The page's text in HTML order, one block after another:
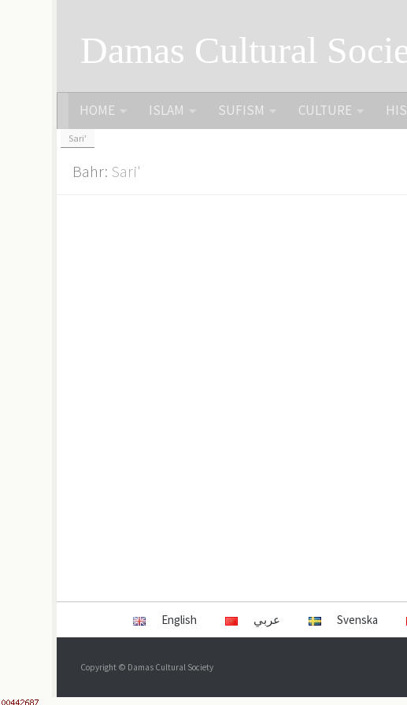
Damas Cultural
HOME ISLAM SUFISM CULTURE
Sari'
Bahr: Sari'
English عربي Svenska
Copyright © Damas Cultural Society